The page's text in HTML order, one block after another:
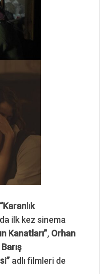
“Karanlık
da ilk kez sinema
Kanatları”, Orhan
Barış
adlı filmleri de